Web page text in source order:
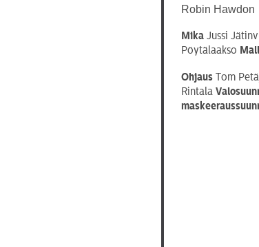
Robin Hawdon
MikaJussi
Pöytälaakso
OhjausTom
Rintala